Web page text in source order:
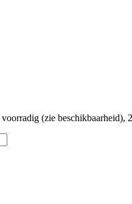
(zie beschikbaarheid),